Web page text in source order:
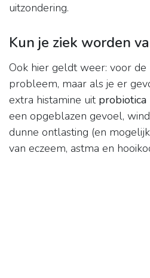
uitzondering.
Kun je ziek worden
Ook hier geldt weer: voor
probleem, maar als je er
extra histamine uit probiotica
een opgeblazen gevoel,
dunne ontlasting (en
van eczeem, astma en